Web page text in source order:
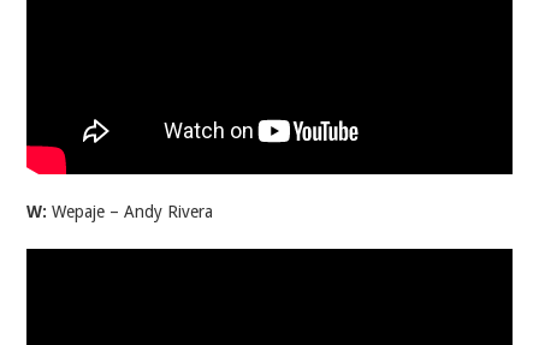
W: Wepaje – Andy Rivera